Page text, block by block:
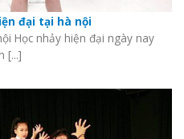
đại tại hà nội
Học nhảy hiện đại ngày nay
[...]